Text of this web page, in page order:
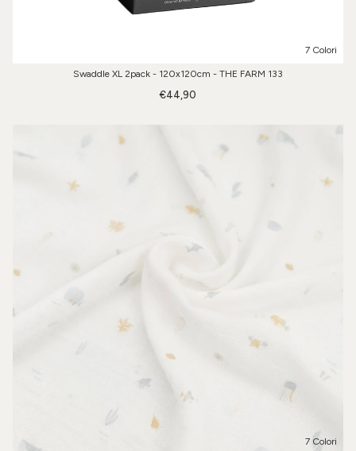
7 Colori
Swaddle XL 2pack - 120x120cm - THE FARM 133
€44,90
7 Colori